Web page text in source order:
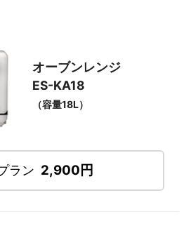
オーブンレンジ
ES-KA18
（容量18L）
ラン 2,900円